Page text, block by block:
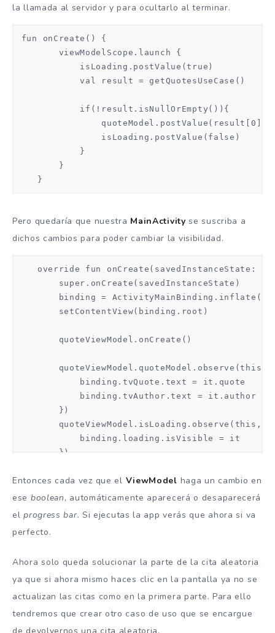
la llamada al servidor y para ocultarlo al terminar.
fun onCreate() {
        viewModelScope.launch {
            isLoading.postValue(true)
            val result = getQuotesUseCase()
            if(!result.isNullOrEmpty()){
                quoteModel.postValue(result[0])
                isLoading.postValue(false)
            }
        }
    }
Pero quedaría que nuestra MainActivity se suscriba a
dichos cambios para poder cambiar la visibilidad.
override fun onCreate(savedInstanceState:
        super.onCreate(savedInstanceState)
binding =
        setContentView(binding.root)
        quoteViewModel.onCreate()
quoteViewModel.quoteModel.observe(this,
            binding.tvQuote.text = it.quote
            binding.tvAuthor.text = it.author
        })
quoteViewModel.isLoading.observe(this,
            binding.loading.isVisible = it
        })
Entonces cada vez que el ViewModel haga un cambio en
ese boolean, automáticamente aparecerá o desaparecerá
elprogress bar. Si ejecutas la app verás que ahora si va
perfecto.
Ahora solo queda solucionar la parte de la cita aleatoria
ya que si ahora mismo haces clic en la pantalla ya no se
actualizan las citas como en la primera parte. Para ello
tendremos que crear otro caso de uso que se encargue